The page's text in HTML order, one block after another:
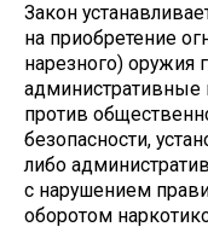
Закон
на приобретение
нарезного)
административные
против
безопасности,
либо
с нарушением
оборотом